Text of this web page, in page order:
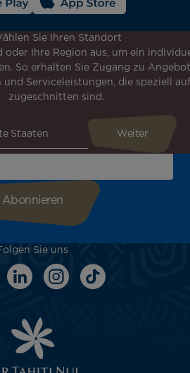
Newsletter an, um die
zu erhalten!
Sonderangebote und
entdecken Sie unsere
E-Mail-Adresse ein
Sie uns
Sie Ihren Standort
oder Ihre Region aus, um ein
So erhalten Sie Zugang zu
und Serviceleistungen, die speziell
zugeschnitten sind.